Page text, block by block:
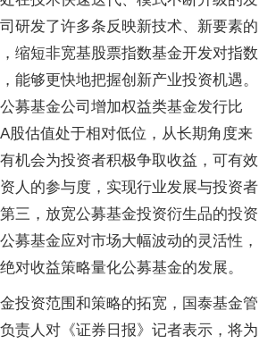
研发了许多条反映新技术、新要素的
缩短非宽基股票指数基金开发对指数
能够更快地把握创新产业投资机遇。
募基金公司增加权益类基金发行比
股估值处于相对低位，从长期角度来
机会为投资者积极争取收益，可有效
人的参与度，实现行业发展与投资者
三，放宽公募基金投资衍生品的投资
募基金应对市场大幅波动的灵活性，
对收益策略量化公募基金的发展。
投资范围和策略的拓宽，国泰基金管
责人对《证券日报》记者表示，将为